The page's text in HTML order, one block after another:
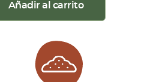
Añadir al carrito